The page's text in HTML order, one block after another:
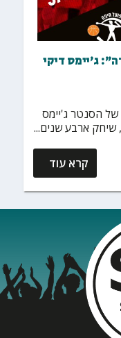
ג'יימס דיקי
הסנטר ג'יימס
קרא עוד